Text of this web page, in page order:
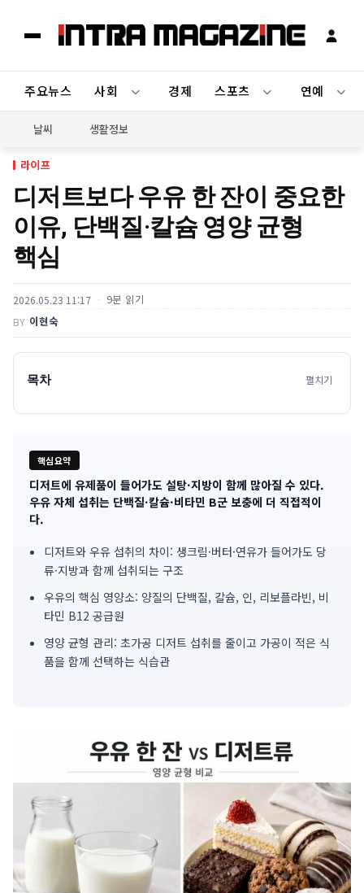
주요뉴스 사회 경제 스포츠 연예
날씨 생활정보
라이프
디저트보다 우유 한 잔이 중요한
이유, 단백질·칼슘 영양 균형
핵심
2026.05.23 11:17 9분 읽기
BY 이현숙
목차 펼치기
핵심요약
기
사
핵
약
디저트에 유제품이 들어가도 설탕·지방이 함께 많아질 수 있다.
우유 자체 섭취는 단백질·칼슘·비타민 B군 보충에 더 직접적이
다.
디저트와 우유 섭취의 차이: 생크림·버터·연유가 들어가도 당
류·지방과 함께 섭취되는 구조
우유의 핵심 영양소: 양질의 단백질, 칼슘, 인, 리보플라빈, 비
타민 B12 공급원
영양 균형 관리: 초가공 디저트 섭취를 줄이고 가공이 적은 식
품을 함께 선택하는 식습관